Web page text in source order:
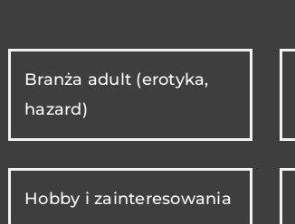
Branża adult (erotyka,
hazard)
Hobby i zainteresowania